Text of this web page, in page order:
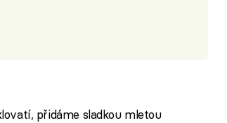
přidáme sladkou mletou